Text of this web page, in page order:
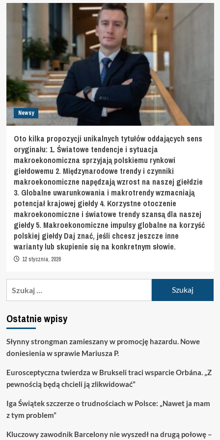
Newsy
Oto kilka propozycji unikalnych tytułów oddających sens
oryginału: 1. Światowe tendencje i sytuacja
makroekonomiczna sprzyjają polskiemu rynkowi
giełdowemu 2. Międzynarodowe trendy i czynniki
makroekonomiczne napędzają wzrost na naszej giełdzie
3. Globalne uwarunkowania i makrotrendy wzmacniają
potencjał krajowej giełdy 4. Korzystne otoczenie
makroekonomiczne i światowe trendy szansą dla naszej
giełdy 5. Makroekonomiczne impulsy globalne na korzyść
polskiej giełdy Daj znać, jeśli chcesz jeszcze inne
warianty lub skupienie się na konkretnym słowie.
12 stycznia, 2026
Ostatnie wpisy
Słynny strongman zamieszany w promocję hazardu. Nowe
doniesienia w sprawie Mariusza P.
Eurosceptyczna twierdza w Brukseli traci wsparcie Orbána. „Z
pewnością będą chcieli ją zlikwidować”
Iga Świątek szczerze o trudnościach w Polsce: „Nawet ja mam
z tym problem”
Kluczowy zawodnik Barcelony nie wyszedł na drugą połowę –